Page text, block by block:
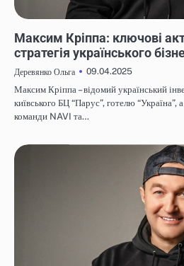
Максим Кріппа: ключові
стратегія українського
Деревянко Ольга
09.04.2025
Максим Кріппа – відомий український
київського БЦ “Парус”, готелю “Україна”,
команди NAVI та…